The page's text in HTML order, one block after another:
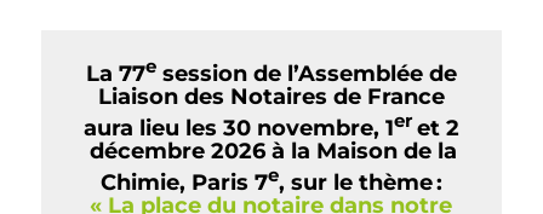
La 77esession de l’Assemblée de
Liaison des Notaires de France
aura lieu les 30 novembre, 1er et 2
décembre 2026 à la Maison de la
Chimie, Paris 7e, sur le thème :
« La place du notaire dans notre